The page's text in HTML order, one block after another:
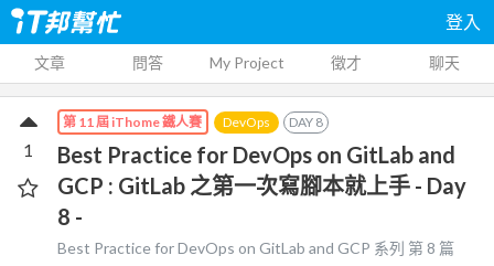
登入
文章 問答 My Project 徵才 聊天
第 11 屆 iThome 鐵人賽 DevOps DAY 8
Best Practice for DevOps on GitLab and
GCP : GitLab 之第一次寫腳本就上手 - Day
8 -
Best Practice for DevOps on GitLab and GCP 系列 第 8 篇
1